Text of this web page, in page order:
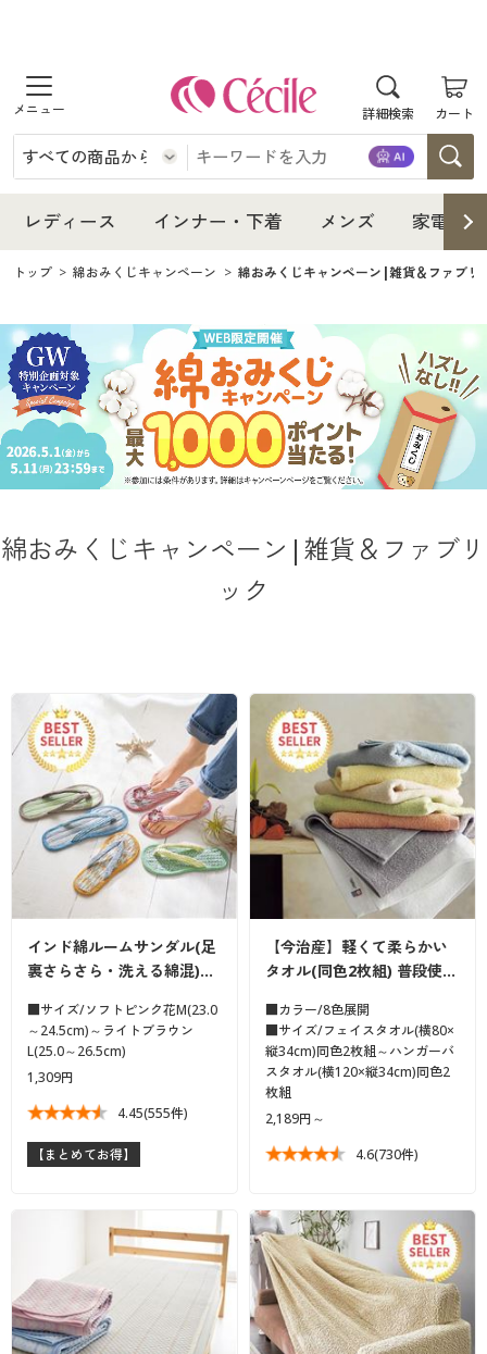
詳細検索 カート
商品を探す
レディース
レディースファッション
女性下着
インナー・下着
インナー・下着通販すべて
女性下着
メンズ下着
ジュニア・ティーンズ下着
メンズ
メンズ通販すべて
メンズファッション
メンズ下着
家電・雑貨
家電・雑貨すべて
家電
寝具・インテリア・家具
寝具・インテリア・家具通販すべて
美容・健康
ジュニア・ティーンズ下着
大きいサイズ レディース服
大きいサイズ レディース下着
大きいサイズ メンズ
大きいサイズ 事務・制服
バーゲンセール
シークレットセール
詳細検索
商品カテゴリ一覧
カタログ
カタログ・チラシからのご注文
デジタルカタログ
カタログ無料プレゼント
会員メニュー
マイページ
閲覧履歴
お気に入り
ご利用ガイド
レディース インナー・下着 メンズ 家電・
レディース
レディース通販すべて
レディースファッション
インナー・下着
インナー・下着通販すべて
女性下着
ジュニア・ティーンズ下着
メンズ
メンズ通販すべて
メンズ下着
家電・雑貨
家電
キッチン・雑貨・日用品
寝具・インテリア・家具通販すべて
家具・収納
カーテン・ラグ・ファブリック
美容・健康
美容・健康通販すべて
制服・スクール
制服・学生服
大きいサイズ通販すべて
大きいサイズ メンズ
大きいサイズ 事務・制服
バーゲン
カタログ
カタログ・チラシからのご注文
デジタルカタログ
カタログ無料プレゼント
会員メニュー
マイページ
閲覧履歴
ご利用ガイド
よくある質問とお問い合わせ
トップ 綿おみくじキャンペーン 綿おみくじキャンペーン|雑貨＆ファブリ
綿おみくじキャンペーン|雑貨＆ファブリ
ック
インド綿ルームサンダル(足
裏さらさら・洗える綿混)…
■サイズ/ソフトピンク花M(23.0
～24.5cm)～ライトブラウン
L(25.0～26.5cm)
1,309円
4.45(555件)
【まとめてお得】
【今治産】軽くて柔らかい
タオル(同色2枚組) 普段使…
■カラー/8色展開
■サイズ/フェイスタオル(横80×
縦34cm)同色2枚組～ハンガーバ
スタオル(横120×縦34cm)同色2
枚組
2,189円～
4.6(730件)